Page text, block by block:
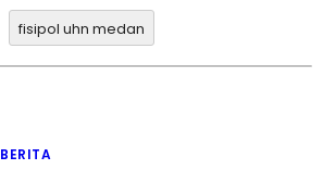
fisipol uhn medan
BERITA